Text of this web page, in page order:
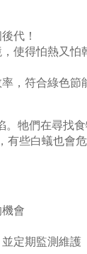
代！
使得怕熱又怕
，符合綠色節
。牠們在尋找
有些白蟻也會
會
定期監測維護